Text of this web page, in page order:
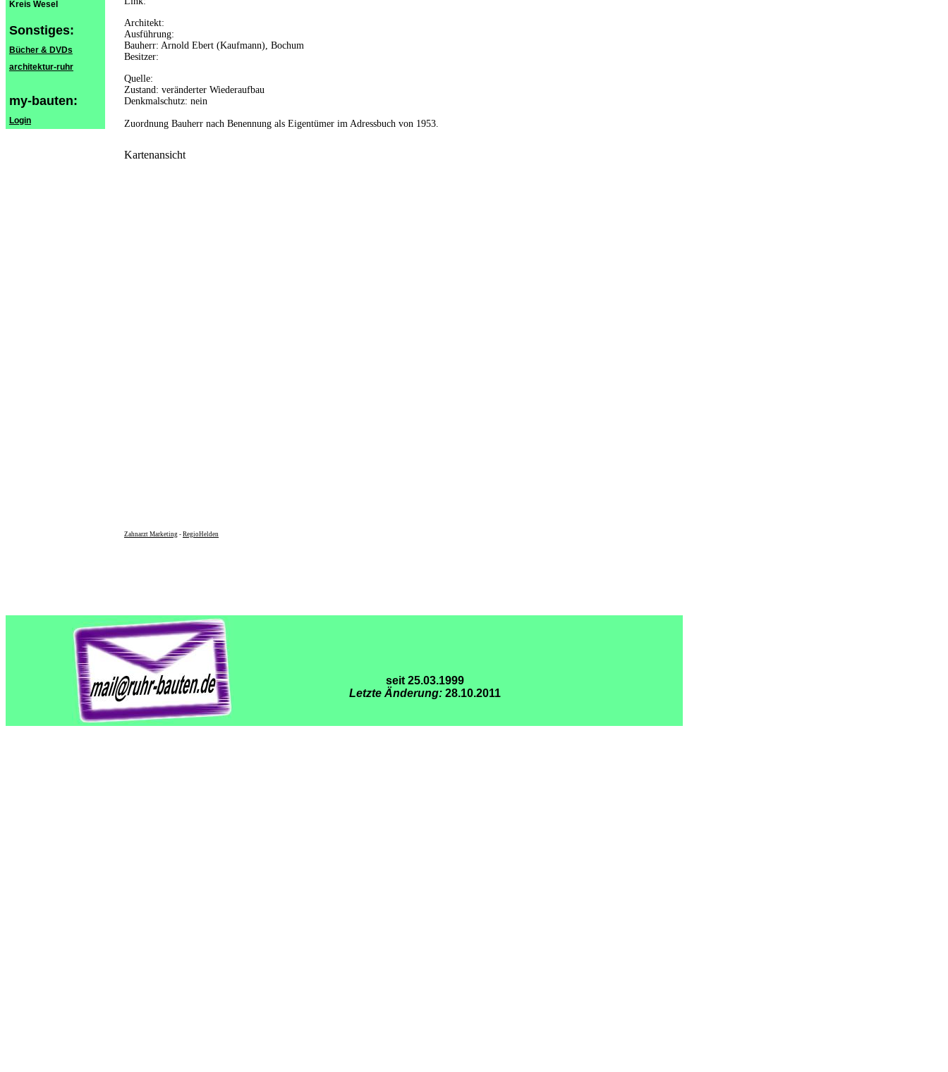
Kreis Wesel
Sonstiges:
Bücher & DVDs
architektur-ruhr
my-bauten:
Login
Architekt:
Ausführung:
Bauherr: Arnold Ebert (Kaufmann), Bochum
Besitzer:
Quelle:
Zustand: veränderter Wiederaufbau
Denkmalschutz: nein
Zuordnung Bauherr nach Benennung als Eigentümer im Adressbuch von 1953.
Kartenansicht
Zahnarzt Marketing - RegioHelden
seit 25.03.1999
Letzte Änderung: 28.10.2011